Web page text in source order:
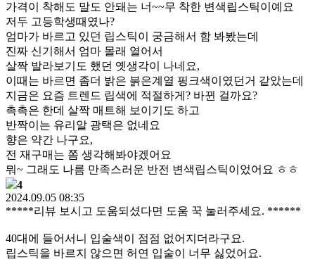
가격이 착해도 말도 안돼는 너~~무 착한 변색립스틱이예요
저두 고등학생때였나?
엄마가 바르고 있던 립스틱이 궁금해서 함 봐봤는데
진짜 신기해서 엄마 몰래 열어서
살짝 발라보기도 했던 옛생각이 나네요,
이때는 바르면 좀더 밝은 붉은계열 핑크색이였던거 같았는데
지금은 요즘 트렌드 립색에 적절하게? 바뀐 걸까요?
촉촉은 한데 살짝 매트해 보이기도 하고
반짝이는 유리알 광택은 없네요
향은 약간 나구요,
전 재구매는 쫌 생각해봐야겠어요
뭐~ 그래도 나름 만족스러운 반전 변색립스틱이었어요 ㅎㅎ
4
2024.09.05 08:35
*****리뷰 보시고 도움되셨다면 도움 꾹 눌러주세요. ******
40대에 들어서니 입술색이 점점 없어지더라구요.
립스틱을 바르지 않으면 허연 입술이 너무 싫었어요.